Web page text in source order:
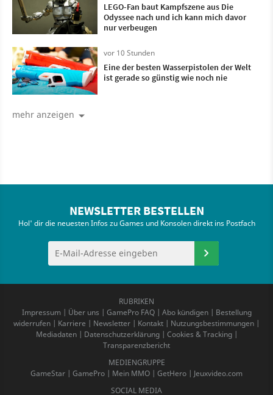
LEGO-Fan baut Kampfszene aus Die
Odyssee nach und ich kann mich davor
nur verbeugen
vor 10 Stunden
Eine der besten Wasserpistolen der Welt
ist gerade so günstig wie noch nie
mehr anzeigen
NEWSLETTER BESTELLEN
Hol' dir die neuesten Infos zu Games und Konsolen direkt ins Postfach
RUBRIKEN
Impressum| Über uns | GamePro FAQ| Abo kündigen| Bestellung
widerrufen | Karriere | Newsletter | Kontakt | Nutzungsbestimmungen |
Mediadaten| Datenschutzerklärung| Cookies & Tracking|
Transparenzbericht
MEDIENGRUPPE
GameStar | GamePro | Mein MMO | GetHero | Jeuxvideo.com
SOCIAL MEDIA